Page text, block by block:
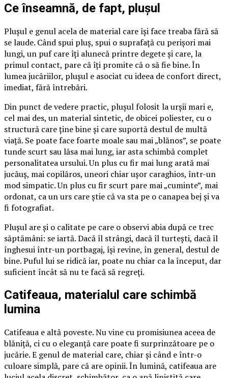
Ce înseamnă, de fapt, plușul
Plușul e genul acela de material care își face treaba fără să
se laude. Când spui pluș, spui o suprafață cu perișori mai
lungi, un puf care îți alunecă printre degete și care, la
primul contact, pare că îți promite că o să fie bine. În
lumea jucăriilor, plușul e asociat cu ideea de confort direct,
imediat, fără întrebări.
Din punct de vedere practic, plușul folosit la urșii mari e,
cel mai des, un material sintetic, de obicei poliester, cu o
structură care ține bine și care suportă destul de multă
viață. Se poate face foarte moale sau mai „blănos”, se poate
tunde scurt sau lăsa mai lung, iar asta schimbă complet
personalitatea ursului. Un plus cu fir mai lung arată mai
jucăuș, mai copilăros, uneori chiar ușor caraghios, într-un
mod simpatic. Un plus cu fir scurt pare mai „cuminte”, mai
ordonat, ca un urs care știe că va sta pe o canapea bej și va
fi fotografiat.
Plușul are și o calitate pe care o observi abia după ce trec
săptămâni: se iartă. Dacă îl strângi, dacă îl turtești, dacă îl
înghesui într-un portbagaj, își revine, în general, destul de
bine. Puful lui se ridică iar, poate nu chiar ca la început, dar
suficient încât să nu te facă să regreți.
Catifeaua, materialul care schimbă
lumina
Catifeaua e altă poveste. Nu vine cu promisiunea aceea de
blăniță, ci cu o eleganță care poate fi surprinzătoare pe o
jucărie. E genul de material care, chiar și când e într-o
culoare simplă, pare că are opinii. În lumină, catifeaua are